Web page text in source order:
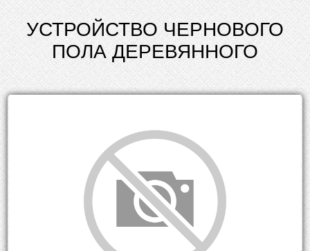
УСТРОЙСТВО ЧЕРНОВОГО
ПОЛА ДЕРЕВЯННОГО